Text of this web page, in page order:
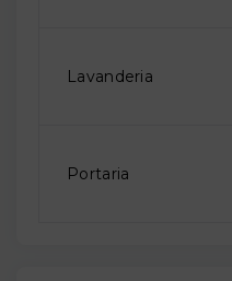
Lavanderia
Portaria